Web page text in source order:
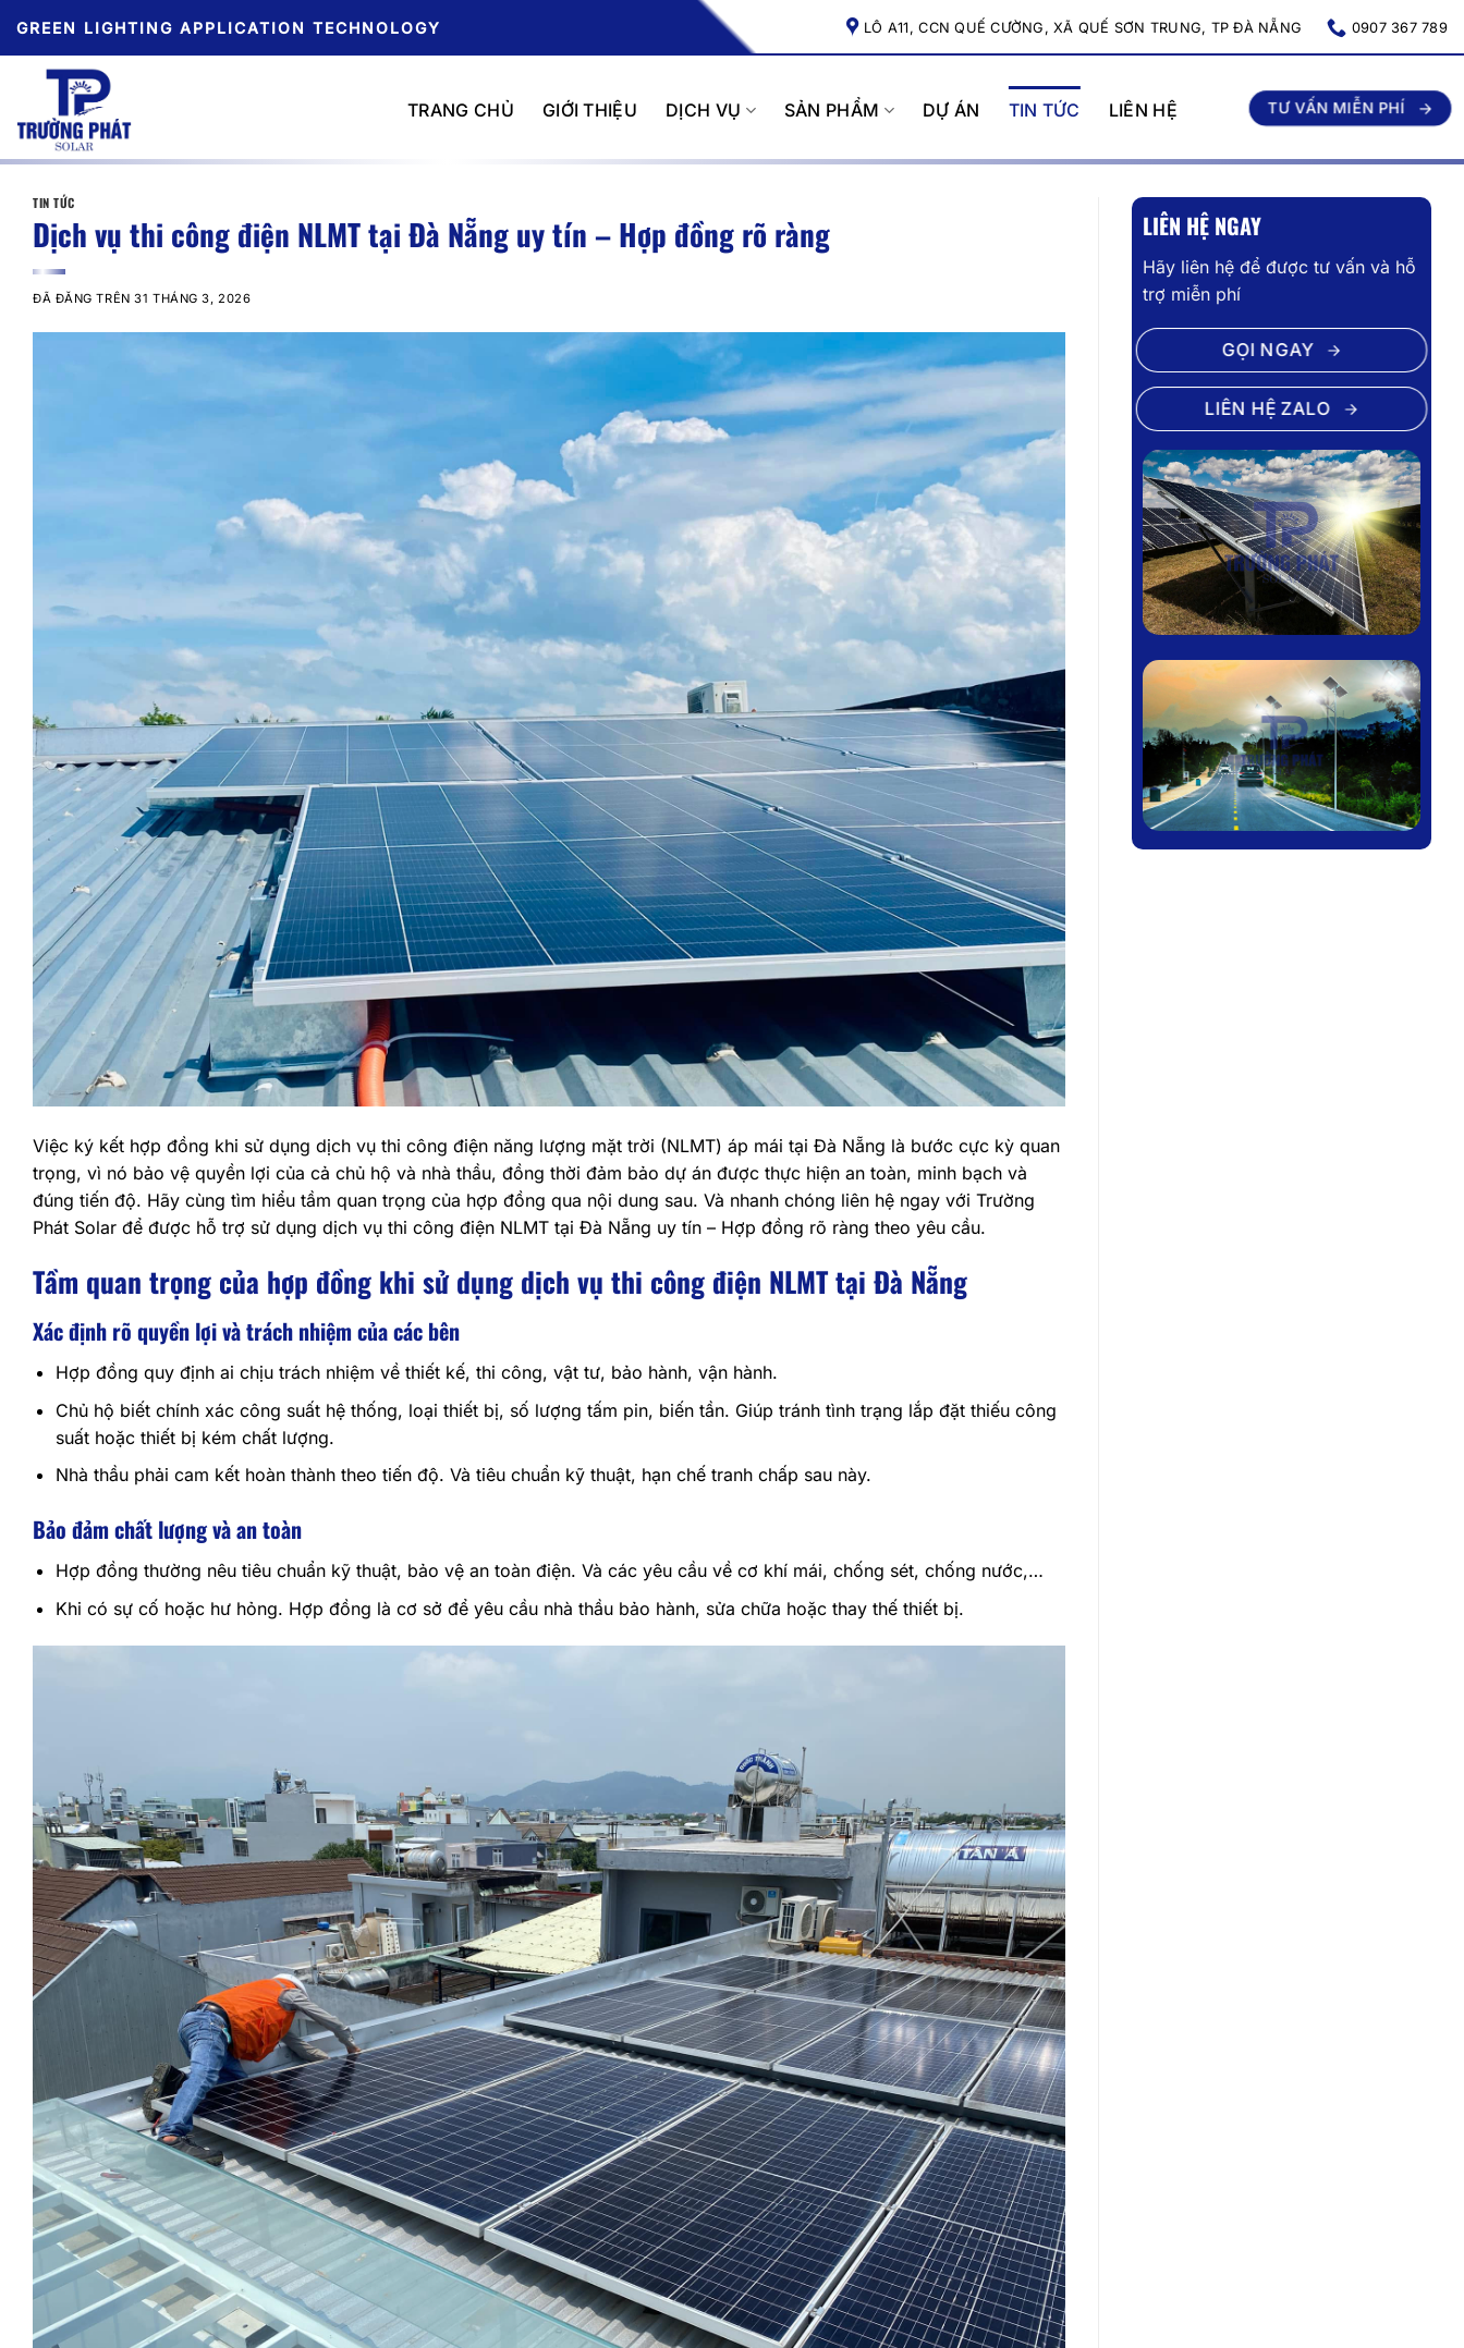
đến
GREEN LIGHTING APPLICATION TECHNOLOGY LÔ A11, CCN QUẾ CƯỜNG, XÃ QUẾ SƠN TRUNG, TP ĐÀ NẴNG 0907 367 789
TRANG CHỦ GIỚI THIỆU DỊCH VỤ SẢN PHẨM DỰ ÁN TIN TỨC LIÊN HỆ TƯ VẤN MIỄN PHÍ
TIN TỨC
Dịch vụ thi công điện NLMT tại Đà Nẵng uy tín – Hợp đồng rõ ràng
ĐÃ ĐĂNG TRÊN31 THÁNG 3, 2026
Việc ký kết hợp đồng khi sử dụng dịch vụ thi công điện năng lượng mặt trời (NLMT) áp mái tại Đà Nẵng là bước cực kỳ quan
trọng, vì nó bảo vệ quyền lợi của cả chủ hộ và nhà thầu, đồng thời đảm bảo dự án được thực hiện an toàn, minh bạch và
đúng tiến độ. Hãy cùng tìm hiểu tầm quan trọng của hợp đồng qua nội dung sau. Và nhanh chóng liên hệ ngay với Trường
Phát Solar để được hỗ trợ sử dụng dịch vụ thi công điện NLMT tại Đà Nẵng uy tín – Hợp đồng rõ ràng theo yêu cầu.
Tầm quan trọng của hợp đồng khi sử dụng dịch vụ thi công điện NLMT tại Đà Nẵng
Xác định rõ quyền lợi và trách nhiệm của các bên
Hợp đồng quy định ai chịu trách nhiệm về thiết kế, thi công, vật tư, bảo hành, vận hành.
Chủ hộ biết chính xác công suất hệ thống, loại thiết bị, số lượng tấm pin, biến tần. Giúp tránh tình trạng lắp đặt thiếu công
suất hoặc thiết bị kém chất lượng.
Nhà thầu phải cam kết hoàn thành theo tiến độ. Và tiêu chuẩn kỹ thuật, hạn chế tranh chấp sau này.
Bảo đảm chất lượng và an toàn
Hợp đồng thường nêu tiêu chuẩn kỹ thuật, bảo vệ an toàn điện. Và các yêu cầu về cơ khí mái, chống sét, chống nước,…
Khi có sự cố hoặc hư hỏng. Hợp đồng là cơ sở để yêu cầu nhà thầu bảo hành, sửa chữa hoặc thay thế thiết bị.
LIÊN HỆ NGAY
Hãy liên hệ để được tư vấn và hỗ
trợ miễn phí
GỌI NGAY
LIÊN HỆ ZALO